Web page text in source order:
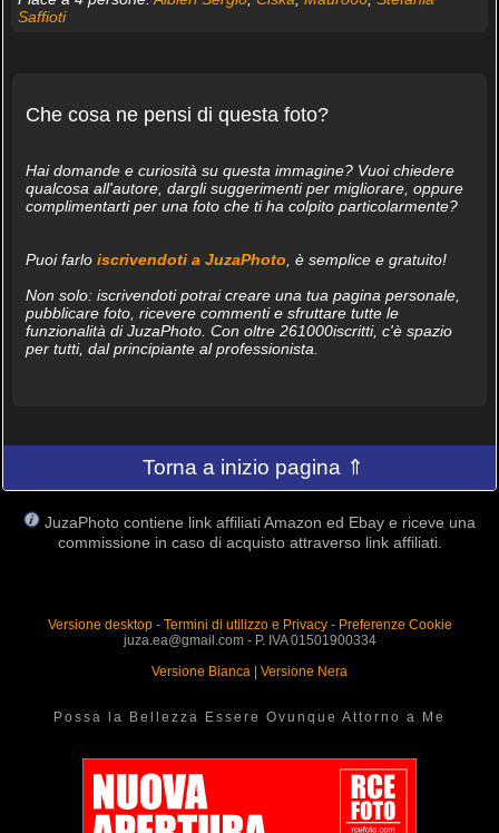
Saffioti
Che cosa ne pensi di questa foto?
Hai domande e curiosità su questa immagine? Vuoi chiedere
qualcosa all'autore, dargli suggerimenti per migliorare, oppure
complimentarti per una foto che ti ha colpito particolarmente?
Puoi farlo iscrivendoti a JuzaPhoto , è semplice e gratuito!
Non solo: iscrivendoti potrai creare una tua pagina personale,
pubblicare foto, ricevere commenti e sfruttare tutte le
funzionalità di JuzaPhoto. Con oltre 261000iscritti, c'è spazio
per tutti, dal principiante al professionista.
Torna a inizio pagina ⇑
JuzaPhoto contiene link affiliati Amazon ed Ebay e riceve una
commissione in caso di acquisto attraverso link affiliati.
Versione desktop- Termini di utilizzo e Privacy- Preferenze Cookie
juza.ea@gmail.com - P. IVA 01501900334
Versione Bianca
Versione Nera
Possa la Bellezza Essere Ovunque Attorno a Me